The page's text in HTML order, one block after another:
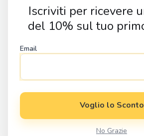
Home Fai da Te Sagome in Legno
Mongolfiera
Iscriviti per ricevere
del 10% sul tuo
Email
Voglio lo Sconto
No Grazie